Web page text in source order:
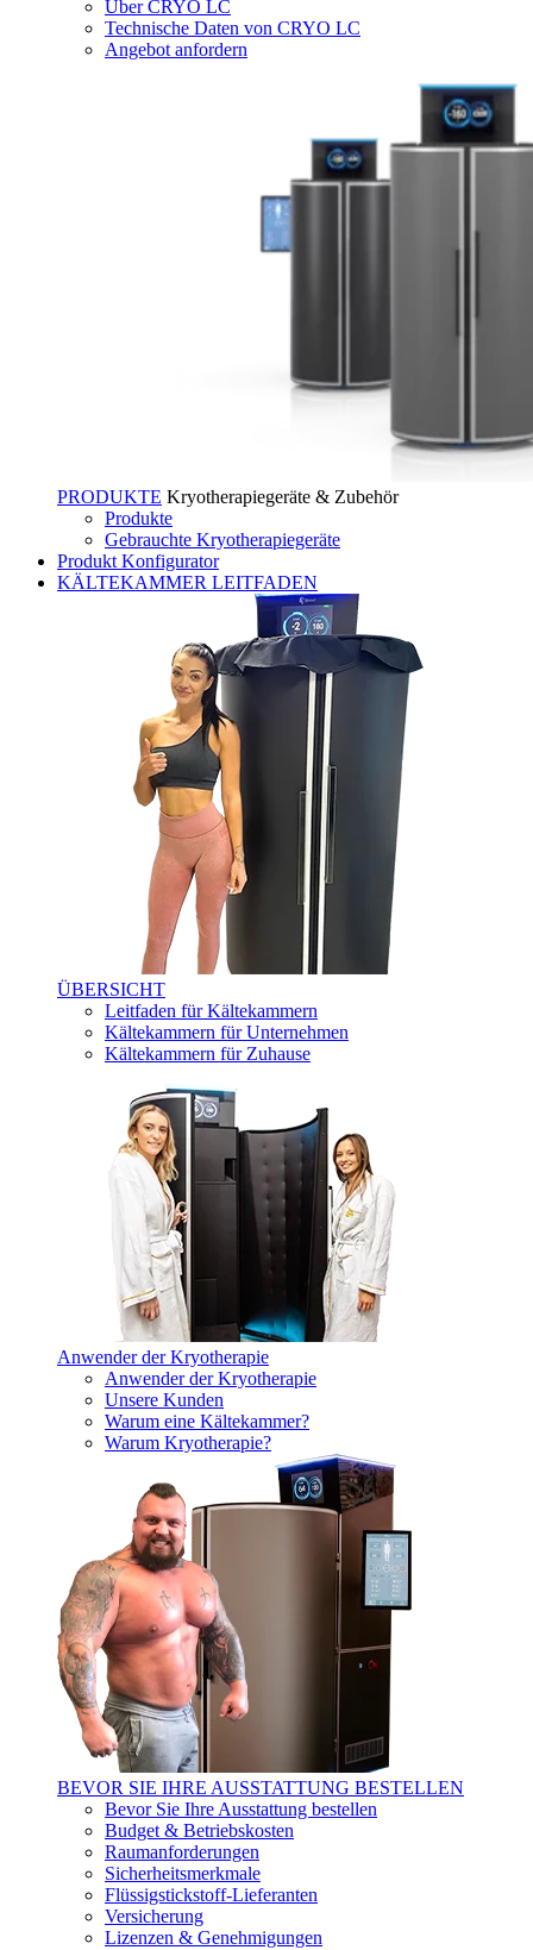
Über CRYO LC
Technische Daten von CRYO LC
Angebot anfordern
PRODUKTE Kryotherapiegeräte & Zubehör
Produkte
Gebrauchte Kryotherapiegeräte
Produkt Konfigurator
KÄLTEKAMMER LEITFADEN
ÜBERSICHT
Leitfaden für Kältekammern
Kältekammern für Unternehmen
Kältekammern für Zuhause
Anwender der Kryotherapie
Anwender der Kryotherapie
Unsere Kunden
Warum eine Kältekammer?
Warum Kryotherapie?
BEVOR SIE IHRE AUSSTATTUNG BESTELLEN
Bevor Sie Ihre Ausstattung bestellen
Budget & Betriebskosten
Raumanforderungen
Sicherheitsmerkmale
Flüssigstickstoff-Lieferanten
Versicherung
Lizenzen & Genehmigungen